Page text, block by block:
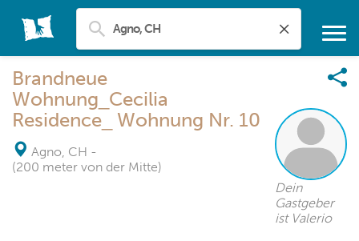
Brandneue
Wohnung_Cecilia
Residence_ Wohnung Nr. 10
Agno, CH -
(200 meter von der Mitte)
Dein
Gastgeber
ist Valerio